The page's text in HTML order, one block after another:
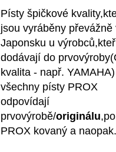
Písty špičkové
jsou vyráběny převážně
Japonsku u
dodávají do
kvalita - např. YAMAHA)
všechny písty PROX
odpovídají
prvovýrobě/originálu
PROX kovaný a naopak.